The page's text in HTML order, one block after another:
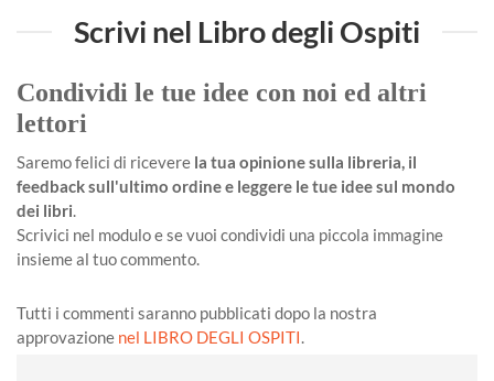
Scrivi nel Libro degli Ospiti
Condividi le tue idee con noi ed altri
lettori
Saremo felici di ricevere la tua opinione sulla libreria, il
feedback sull'ultimo ordine e leggere le tue idee sul mondo
dei libri.
Scrivici nel modulo e se vuoi condividi una piccola immagine
insieme al tuo commento.
Tutti i commenti saranno pubblicati dopo la nostra
approvazione nel LIBRO DEGLI OSPITI.